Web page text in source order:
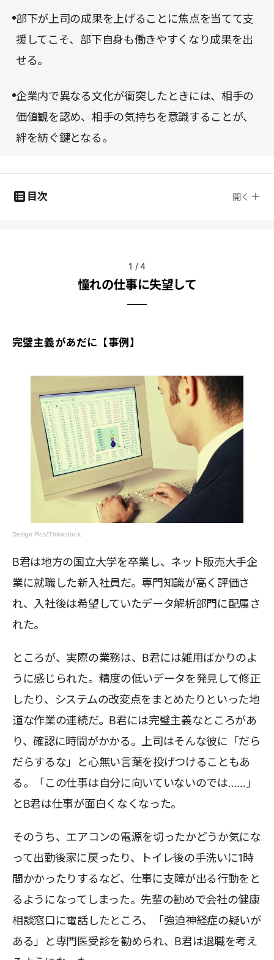
部下が上司の成果を上げることに焦点を当てて支
援してこそ、部下自身も働きやすくなり成果を出
せる。
企業内で異なる文化が衝突したときには、相手の
価値観を認め、相手の気持ちを意識することが、
絆を紡ぐ鍵となる。
目次 開く
1 /4
憧れの仕事に失望して
完璧主義があだに【事例】
Design Pics/Thinkstock
B君は地方の国立大学を卒業し、ネット販売大手企
業に就職した新入社員だ。専門知識が高く評価さ
れ、入社後は希望していたデータ解析部門に配属さ
れた。
ところが、実際の業務は、B君には雑用ばかりのよ
うに感じられた。精度の低いデータを発見して修正
したり、システムの改変点をまとめたりといった地
道な作業の連続だ。B君には完璧主義なところがあ
り、確認に時間がかかる。上司はそんな彼に「だら
だらするな」と心無い言葉を投げつけることもあ
る。「この仕事は自分に向いていないのでは……」
とB君は仕事が面白くなくなった。
そのうち、エアコンの電源を切ったかどうか気にな
って出勤後家に戻ったり、トイレ後の手洗いに1時
間かかったりするなど、仕事に支障が出る行動をと
るようになってしまった。先輩の勧めで会社の健康
相談窓口に電話したところ、「強迫神経症の疑いが
ある」と専門医受診を勧められ、B君は退職を考え